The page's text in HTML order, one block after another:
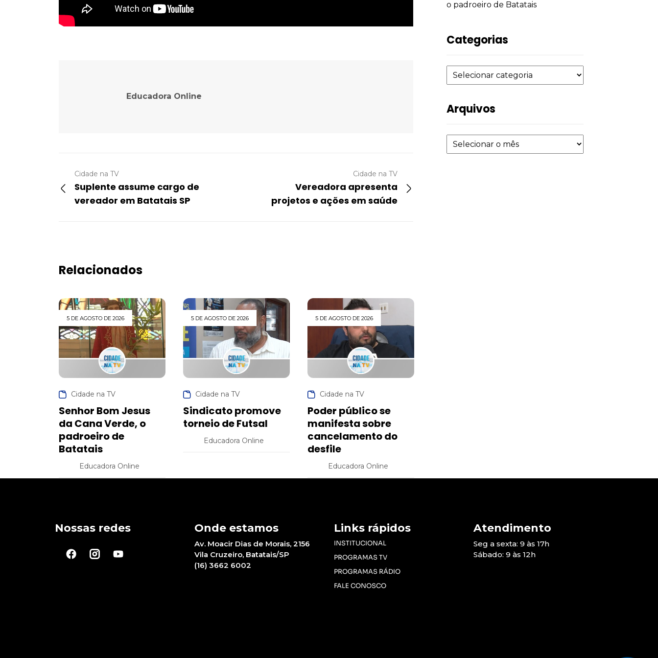
o padroeiro de Batatais
Categorias
Arquivos
Educadora Online
Cidade na TV
Suplente assume cargo de
vereador em Batatais SP
Cidade na TV
Vereadora apresenta
projetos e ações em saúde
Relacionados
5 DE AGOSTO DE 2026
Cidade na TV
Senhor Bom Jesus
da Cana Verde, o
padroeiro de
Batatais
Educadora Online
5 DE AGOSTO DE 2026
Cidade na TV
Sindicato promove
torneio de Futsal
Educadora Online
5 DE AGOSTO DE 2026
Cidade na TV
Poder público se
manifesta sobre
cancelamento do
desfile
Educadora Online
Nossas redes Onde estamos
Av. Moacir Dias de Morais, 2156
Vila Cruzeiro, Batatais/SP
(16) 3662 6002
Links rápidos
INSTITUCIONAL
PROGRAMAS TV
PROGRAMAS RÁDIO
FALE CONOSCO
Atendimento
Seg a sexta: 9 às 17h
Sábado: 9 às 12h